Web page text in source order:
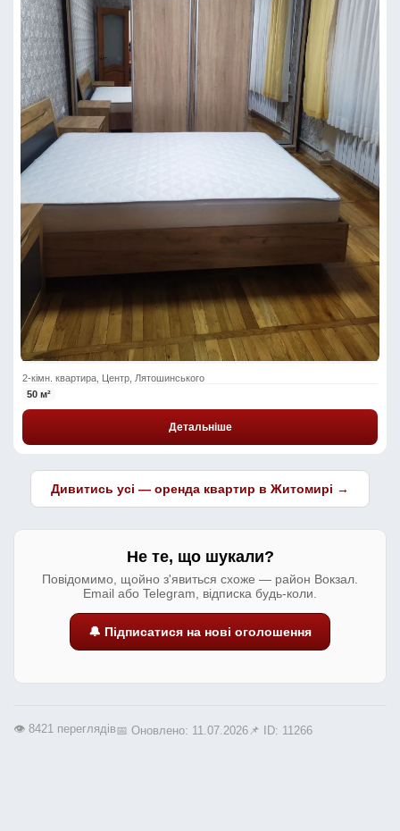
2-кімн. квартира, Центр, Лятошинського
50 м²
Детальніше
Дивитись усі — оренда квартир в Житомирі →
Не те, що шукали?
Повідомимо, щойно з'явиться схоже — район Вокзал.
Email або Telegram, відписка будь-коли.
🔔 Підписатися на нові оголошення
👁️ 8421 переглядів📅 Оновлено: 11.07.2026 📌 ID: 11266